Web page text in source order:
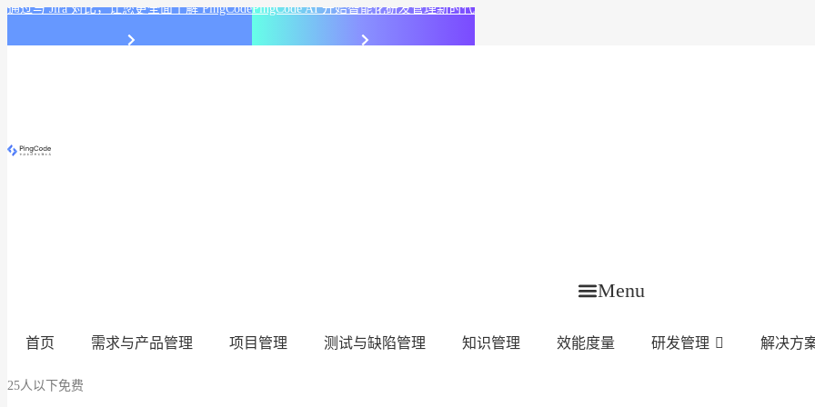
通过与 Jira 对比，让您更全面了解 PingCodePingCode AI 开始智能化研发管理新时代
Menu
首页 需求与产品管理 项目管理 测试与缺陷管理 知识管理 效能度量 研发管理 解决方
25人以下免费